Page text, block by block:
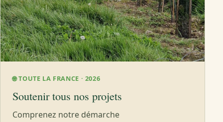
🌐 TOUTE LA FRANCE · 2026
Soutenir tous nos projets
Comprenez notre démarche